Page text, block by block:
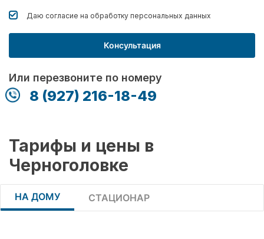
Даю согласие на обработку персональных данных
Консультация
Или перезвоните по номеру
8 (927) 216-18-49
Тарифы и цены в
Черноголовке
НА ДОМУ СТАЦИОНАР